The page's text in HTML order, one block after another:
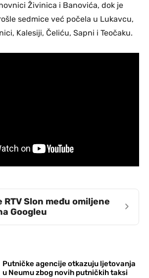
Živinica i Banovića, dok je
sedmice već počela u Lukavcu,
Kalesiji, Čeliću, Sapni i Teočaku.
RTV Slon među omiljene
Googleu
›
Putničke agencije otkazuju ljetovanja
u Neumu zbog novih putničkih taksi